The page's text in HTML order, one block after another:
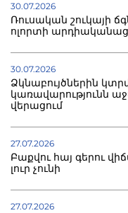
30.07.2026
Ռուսական շուկայի
ոլորտի
30.07.2026
Ձկնաբույծներին
կառավարությունն
վերացում
27.07.2026
Բաքվու հայ գերու
լուր չունի
27.07.2026